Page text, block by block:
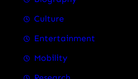
Culture
Entertainment
Mobility